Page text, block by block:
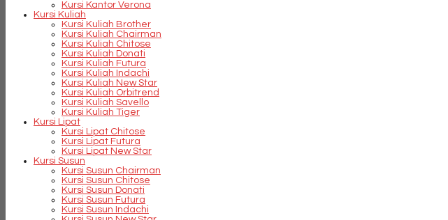
Kursi Kantor Verona
Kursi Kuliah
Kursi Kuliah Brother
Kursi Kuliah Chairman
Kursi Kuliah Chitose
Kursi Kuliah Donati
Kursi Kuliah Futura
Kursi Kuliah Indachi
Kursi Kuliah New Star
Kursi Kuliah Orbitrend
Kursi Kuliah Savello
Kursi Kuliah Tiger
Kursi Lipat
Kursi Lipat Chitose
Kursi Lipat Futura
Kursi Lipat New Star
Kursi Susun
Kursi Susun Chairman
Kursi Susun Chitose
Kursi Susun Donati
Kursi Susun Futura
Kursi Susun Indachi